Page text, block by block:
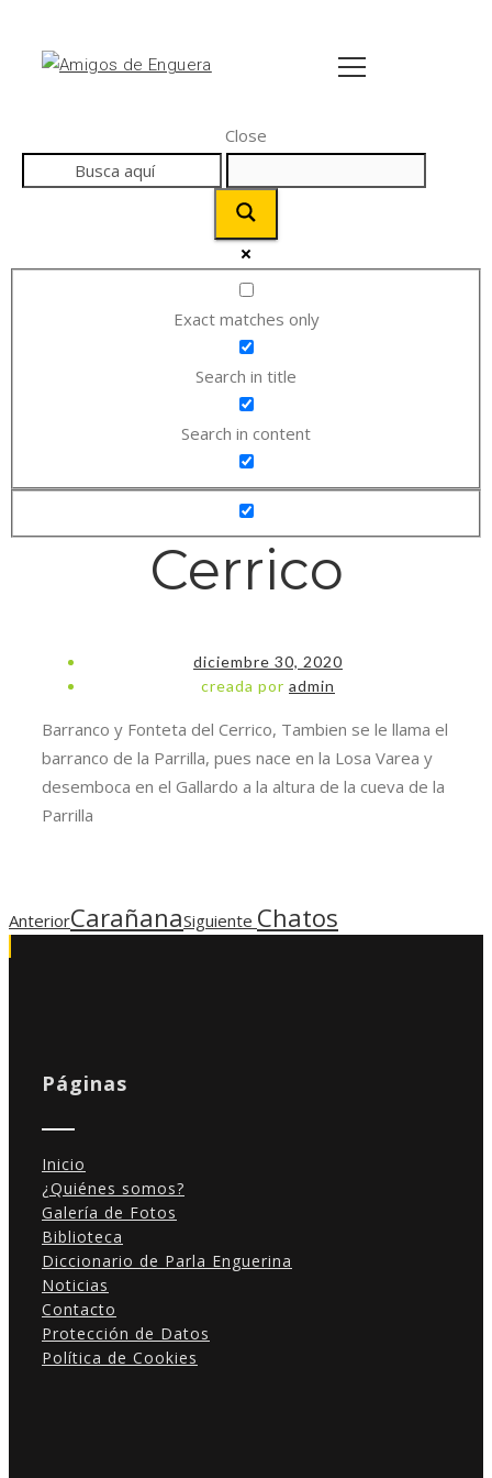
Close
Exact matches only
Search in title
Search in content
Cerrico
diciembre 30, 2020
creada por admin
Barranco y Fonteta del Cerrico, Tambien se le llama el
barranco de la Parrilla, pues nace en la Losa Varea y
desemboca en el Gallardo a la altura de la cueva de la
Parrilla
AnteriorCarañanaSiguiente Chatos
Páginas
Inicio
¿Quiénes somos?
Galería de Fotos
Biblioteca
Diccionario de Parla Enguerina
Noticias
Contacto
Protección de Datos
Política de Cookies
Necesarias
cookies no
son
funcione la
mejorar la
y estructura
de la web, en
base a cómo
se usa la
web.
Experiencia
Para que
nuestra web
funcione lo